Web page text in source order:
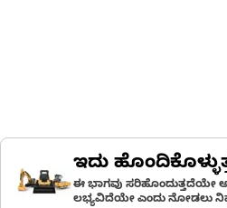
ಇದು
ಈ ಭಾಗವು ಸರಿಹೊಂದುತ್ತದೆಯೇ
ಲಭ್ಯವಿದೆಯೇ ಎಂದು ನೋಡಲು